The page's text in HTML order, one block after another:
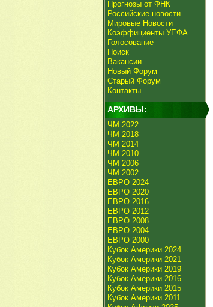
Прогнозы от ФНК
Российские новости
Мировые Новости
Коэффициенты УЕФА
Голосование
Поиск
Вакансии
Новый Форум
Старый Форум
Контакты
АРХИВЫ:
ЧМ 2022
ЧМ 2018
ЧМ 2014
ЧМ 2010
ЧМ 2006
ЧМ 2002
ЕВРО 2024
ЕВРО 2020
ЕВРО 2016
ЕВРО 2012
ЕВРО 2008
ЕВРО 2004
ЕВРО 2000
Кубок Америки 2024
Кубок Америки 2021
Кубок Америки 2019
Кубок Америки 2016
Кубок Америки 2015
Кубок Америки 2011